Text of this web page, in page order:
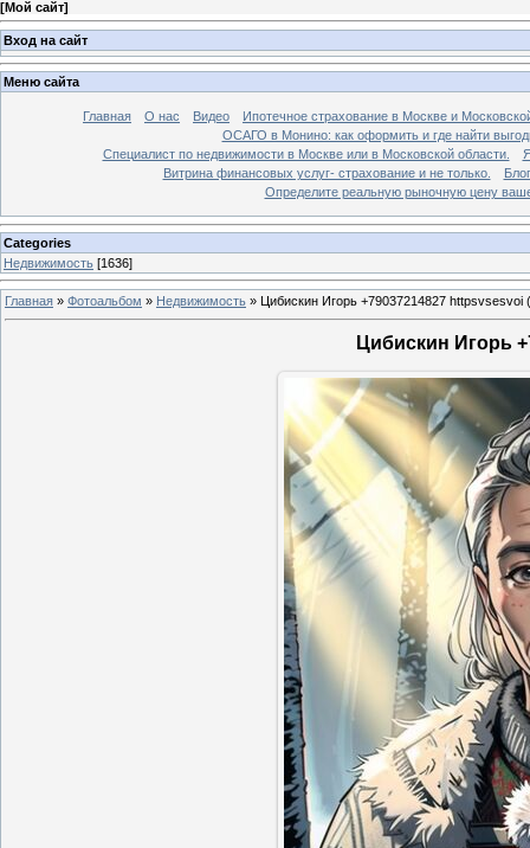
[Мой сайт]
Вход на сайт
Меню сайта
Главная О нас Видео
Ипотечное страхование в Москве и
ОСАГО в Монино: как оформить и где найти
Специалист по недвижимости в Москве или в Московской области.
Витрина финансовых услуг- страхование и не только.
Блог
Определите реальную рыночную цену
Categories
Недвижимость [1636]
Главная » Фотоальбом » Недвижимость » Цибискин Игорь +79037214827 httpsvsesvoi
Цибискин Игорь